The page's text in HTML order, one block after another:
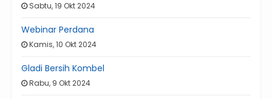
Sabtu, 19 Okt 2024
Webinar Perdana
Kamis, 10 Okt 2024
Gladi Bersih Kombel
Rabu, 9 Okt 2024